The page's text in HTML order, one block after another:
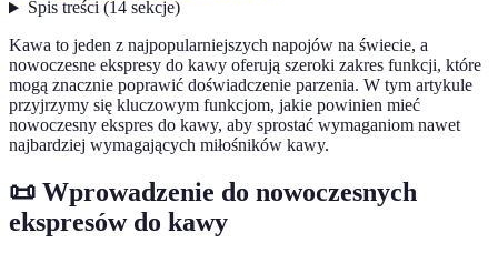
Spis treści(14 sekcje)
Kawa to jeden z najpopularniejszych napojów na świecie, a
nowoczesne ekspresy do kawy oferują szeroki zakres funkcji, które
mogą znacznie poprawić doświadczenie parzenia. W tym artykule
przyjrzymy się kluczowym funkcjom, jakie powinien mieć
nowoczesny ekspres do kawy, aby sprostać wymaganiom nawet
najbardziej wymagających miłośników kawy.
📜 Wprowadzenie do nowoczesnych
ekspresów do kawy